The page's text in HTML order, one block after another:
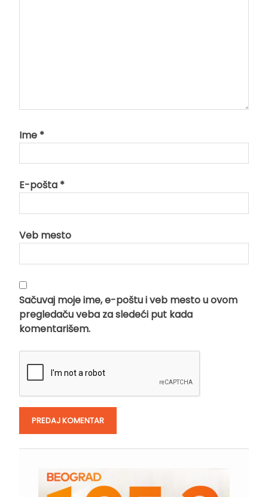
Ime *
E-pošta *
Veb mesto
Sačuvaj moje ime, e-poštu i veb mesto u ovom
pregledaču veba za sledeći put kada
komentarišem.